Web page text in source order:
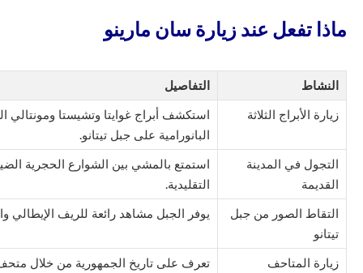
ماذا تفعل عند زيارة سان مارينو
النشاط التفاصيل
زيارة الأبراج الثلاثة
استكشف أبراج غوايتا وتشيستا ومونتالي
البانورامية على جبل تيتانو.
التجول في المدينة
القديمة
استمتع بالمشي بين الشوارع الحجرية
التقليدية.
التقاط الصور من جبل
تيتانو
يوفر الجبل مشاهد رائعة للريف الإيطالي
زيارة المتاحف تعرف على تاريخ الجمهورية من خلال